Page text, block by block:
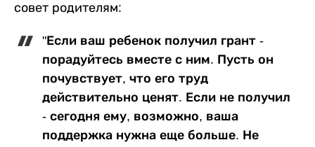
совет родителям:
"Если ваш ребенок получил грант -
порадуйтесь вместе с ним. Пусть он
почувствует, что его труд
действительно ценят. Если не получил
- сегодня ему, возможно, ваша
поддержка нужна еще больше. Не